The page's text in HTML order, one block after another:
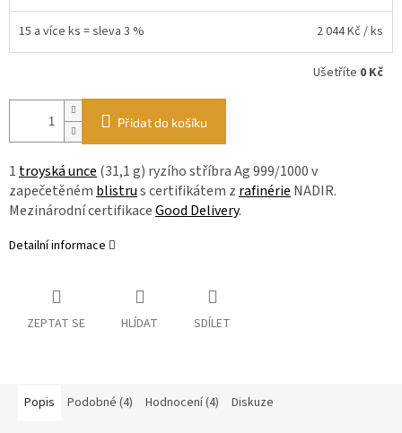
15 a více ks = sleva 3 % 2 044 Kč / ks
Ušetříte 0 Kč
Přidat do košíku
1 troyská unce (31,1 g) ryzího stříbra Ag 999/1000 v
zapečetěném blistrus certifikátem z rafinérie NADIR.
Mezinárodní certifikaceGood Delivery.
Detailní informace
ZEPTAT SE HLÍDAT SDÍLET
Popis Podobné (4) Hodnocení (4) Diskuze